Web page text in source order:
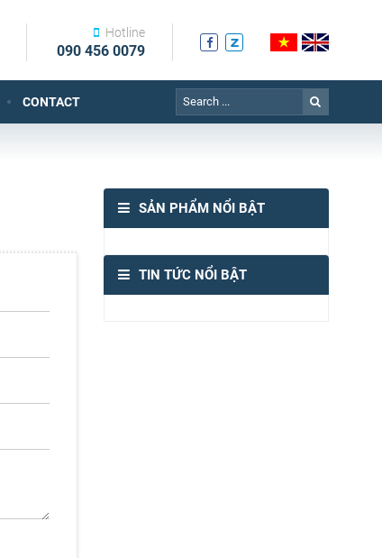
Hotline
090 456 0079
CONTACT
SẢN PHẨM NỔI BẬT
TIN TỨC NỔI BẬT